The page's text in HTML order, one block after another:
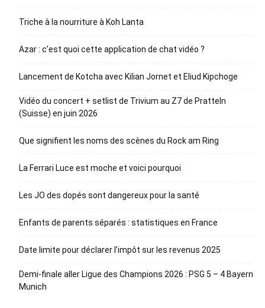
Triche à la nourriture à Koh Lanta
Azar : c’est quoi cette application de chat vidéo ?
Lancement de Kotcha avec Kilian Jornet et Eliud Kipchoge
Vidéo du concert + setlist de Trivium au Z7 de Pratteln
(Suisse) en juin 2026
Que signifient les noms des scènes du Rock am Ring
La Ferrari Luce est moche et voici pourquoi
Les JO des dopés sont dangereux pour la santé
Enfants de parents séparés : statistiques en France
Date limite pour déclarer l’impôt sur les revenus 2025
Demi-finale aller Ligue des Champions 2026 : PSG 5 – 4 Bayern
Munich